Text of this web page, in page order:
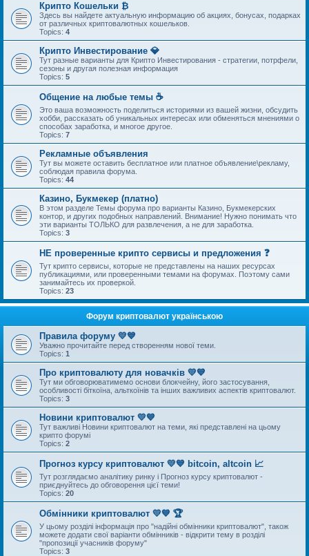
Крипто Кошельки ₿
Здесь вы найдете актуальную информацию об акциях, бонусах, подарках
от различных криптовалютных кошельков.
Topics: 4
Крипто Инвестирование 💎
Тут разные варианты для Крипто Инвестирования - стратегии, потрфели,
сезоны и другая полезная информация
Topics: 5
Общение на любые темы ☕
Это ваша возможность поделиться историями из вашей жизни, обсудить
хобби, рассказать об уникальных интересах или обменяться мнениями о
способах заработка, и многое другое.
Topics: 7
Рекламные объявления
Тут вы можете оставить бесплатное или платное объявление\рекламу,
соблюдая правила форума.
Topics: 44
Казино, Букмекер (платно)
В этом разделе Темы форума про варианты Казино, Букмекерских
контор, и других подобных направлений. Внимание! Нужно понимать что
эти варианты ТОЛЬКО для развлечения, а не для заработка.
Topics: 3
НЕ проверенные крипто сервисы и предложения ❓
Тут крипто сервисы, которые не представлены на наших ресурсах
публикациями, или проверенными темами на форумах. Поэтому сами
занимайтесь их проверкой.
Topics: 23
Форум криптовалют українською
Правила форуму 💛💙
Уважно прочитайте перед створенням нової теми.
Topics: 1
Про криптовалюту для новачків 💛💙
Тут ми обговорюватимемо основи блокчейну, його застосування,
особливості біткоїна, альткоїнів та інших важливих аспектів криптовалют.
Topics: 3
Новини криптовалют 💛💙
Тут важливі Новини криптовалют на теми, які представлені на цьому
крипто форумі
Topics: 2
Прогноз курсу криптовалют 💛💙 bitcoin, altcoin 📈
Тут розглядаємо аналітику ринку і Прогноз курсу криптовалют -
приєднуйтесь до обговорення цієї теми!
Topics: 20
Обмінники криптовалют 💛💙 🏆
У цьому розділі інформація про "надійні обмінники криптовалют", також
можете додати свої варіанти обмінників - відкрити тему в розділі
"пропозиції учасників форуму"
Topics: 3